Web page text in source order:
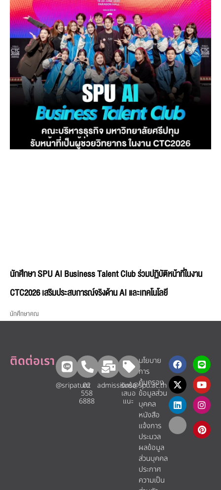
นักศึกษา SPU AI Business Talent Club ร่วมปฏิบัติหน้าที่ในงาน
CTC2026 เสริมประสบการณ์จริงด้าน AI และเทคโนโลยี
นักศึกษาคณ
ติดต่อเรา
@sripatum
02
558
6888
admissions@spu.ac.th
รับข้อ
เสนอ
แนะ​
นโยบาย
การ
คุ้มครอง
ข้อมูลส่วน
บุคคล
หนังสือ
แจ้งการ
ประมวล
ผลข้อมูล
ส่วนบุคคล
ประกาศ
ความเป็น